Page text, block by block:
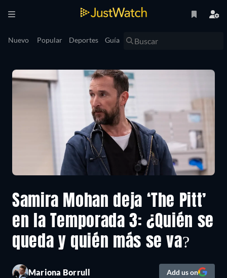
Nuevo Popular Deportes Guía
Samira Mohan deja ‘The Pitt’
en la Temporada 3: ¿Quién se
queda y quién más se va?
Mariona Borrull Add us on